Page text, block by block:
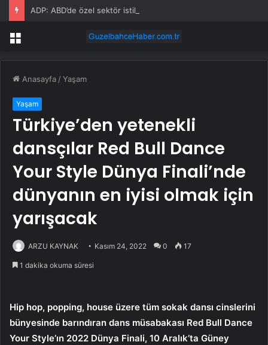
ADP: ABD’de özel sektör istihdamı Temmuz’da 44.000 arttı
Menü
Anasayfa /Yaşam
Yaşam
Türkiye’den yetenekli
dansçılar Red Bull Dance
Your Style Dünya Finali’nde
dünyanın en iyisi olmak için
yarışacak
ARZU KAYNAK Kasım 24, 2022 0 17
1 dakika okuma süresi
Hip hop, popping, house üzere tüm sokak dansı cinslerini
bünyesinde barındıran dans müsabakası Red Bull Dance
Your Style’ın 2022 Dünya Finali, 10 Aralık’ta Güney